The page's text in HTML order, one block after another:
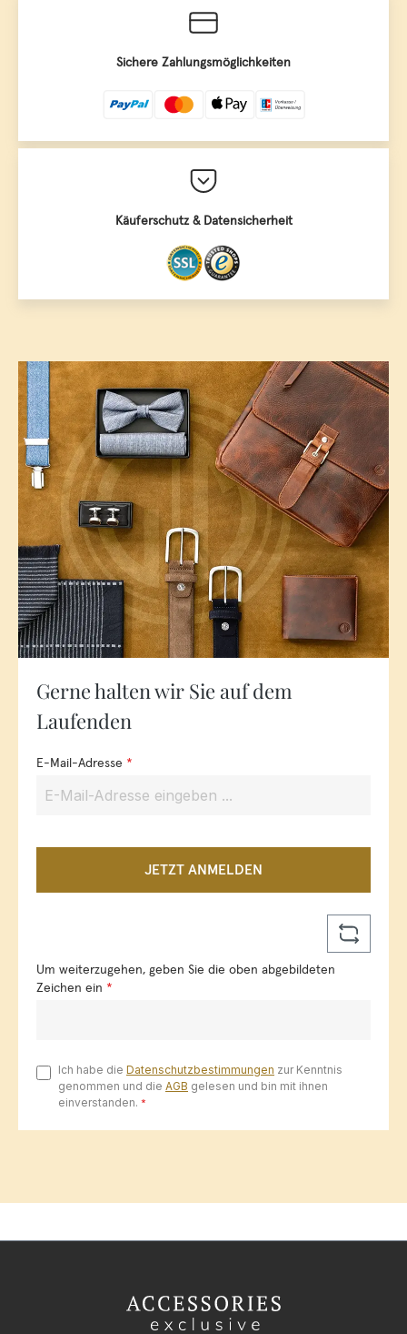
Sichere Zahlungsmöglichkeiten
Käuferschutz & Datensicherheit
Gerne halten wir Sie auf dem
Laufenden
E-Mail-Adresse *
JETZT ANMELDEN
Um weiterzugehen, geben Sie die oben abgebildeten
Zeichen ein *
Ich habe die Datenschutzbestimmungen zur Kenntnis
genommen und die AGB gelesen und bin mit ihnen
einverstanden. *